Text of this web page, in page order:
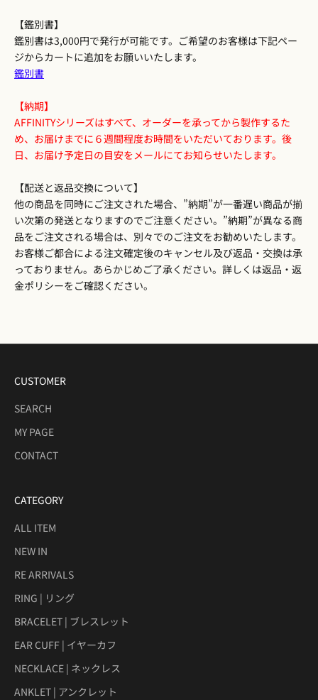
【鑑別書】
鑑別書は3,000円で発行が可能です。ご希望のお客様は下記ペー
ジからカートに追加をお願いいたします。
鑑別書
【納期】
AFFINITYシリーズはすべて、オーダーを承ってから製作するた
め、お届けまでに６週間程度お時間をいただいております。後
日、お届け予定日の目安をメールにてお知らせいたします。
【配送と返品交換について】
他の商品を同時にご注文された場合、”納期”が一番遅い商品が揃
い次第の発送となりますのでご注意ください。”納期”が異なる商
品をご注文される場合は、別々でのご注文をお勧めいたします。
お客様ご都合による注文確定後のキャンセル及び返品・交換は承
っておりません。あらかじめご了承ください。詳しくは返品・返
金ポリシーをご確認ください。
CUSTOMER
SEARCH
MY PAGE
CONTACT
CATEGORY
ALL ITEM
NEW IN
RE ARRIVALS
RING | リング
BRACELET | ブレスレット
EAR CUFF | イヤーカフ
NECKLACE | ネックレス
ANKLET | アンクレット